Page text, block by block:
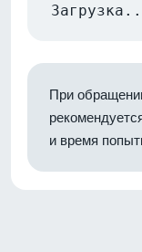
При
и время